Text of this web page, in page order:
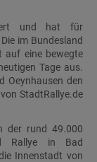
und hat für
im Bundesland
auf eine bewegte
Tage aus.
Oeynhausen den
StadtRallye.de
der rund 49.000
Rallye in Bad
Innenstadt von